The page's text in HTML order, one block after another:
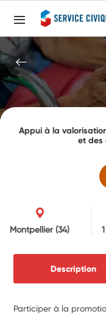
Appui à la
et des
Montpellier (34)
Description
Participer à la